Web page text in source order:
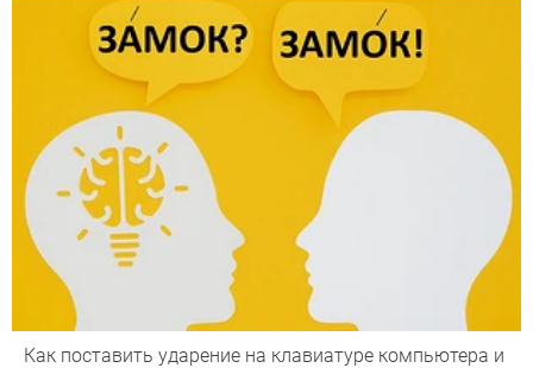
Как поставить ударение на клавиатуре компьютера и